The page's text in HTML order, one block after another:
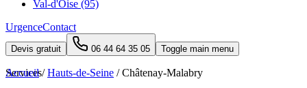
Val-d'Oise (95)
UrgenceContact
Devis gratuit 06 44 64 35 05 Toggle main menu
Services
Accueil / Hauts-de-Seine / Châtenay-Malabry